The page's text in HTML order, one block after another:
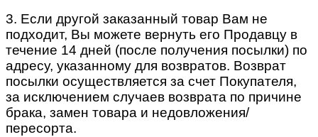
3. Если другой заказанный товар Вам не
подходит, Вы можете вернуть его Продавцу в
течение 14 дней (после получения посылки) по
адресу, указанному для возвратов. Возврат
посылки осуществляется за счет Покупателя,
за исключением случаев возврата по причине
брака, замен товара и недовложения/
пересорта.